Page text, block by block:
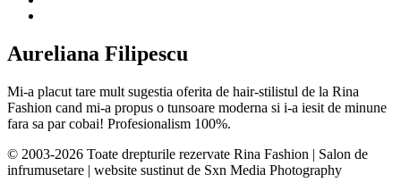
Aureliana Filipescu
Mi-a placut tare mult sugestia oferita de hair-stilistul de la Rina
Fashion cand mi-a propus o tunsoare moderna si i-a iesit de minune
fara sa par cobai! Profesionalism 100%.
© 2003-2026 Toate drepturile rezervate Rina Fashion | Salon de
infrumusetare | website sustinut de Sxn Media Photography